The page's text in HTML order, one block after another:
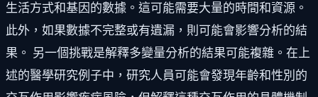
生活方式和基因的數據。這可能需要大量的時間和資源。
此外，如果數據不完整或有遺漏，則可能會影響分析的結
果。 另一個挑戰是解釋多變量分析的結果可能複雜。在上
述的醫學研究例子中，研究人員可能會發現年齡和性別的